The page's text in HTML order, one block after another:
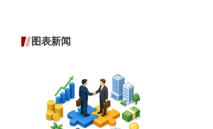
图表新闻